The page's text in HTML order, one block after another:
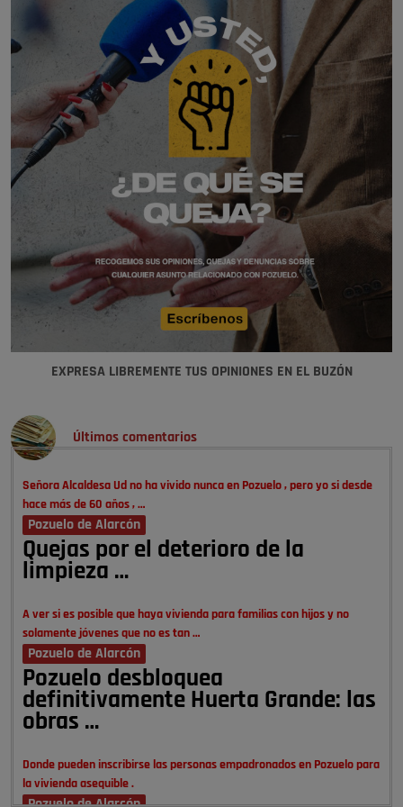
EXPRESA LIBREMENTE TUS OPINIONES EN EL BUZÓN
Últimos comentarios
Señora Alcaldesa Ud no ha vivido nunca en Pozuelo , pero yo si desde
hace más de 60 años , …
Pozuelo de Alarcón
Quejas por el deterioro de la
limpieza …
A ver si es posible que haya vivienda para familias con hijos y no
solamente jóvenes que no es tan …
Pozuelo de Alarcón
Pozuelo desbloquea
definitivamente Huerta Grande: las
obras …
Donde pueden inscribirse las personas empadronados en Pozuelo para
la vivienda asequible .